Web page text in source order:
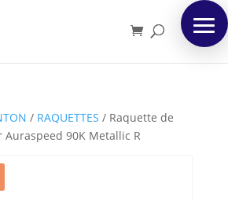
/ RAQUETTES / Raquette de
90K Metallic R